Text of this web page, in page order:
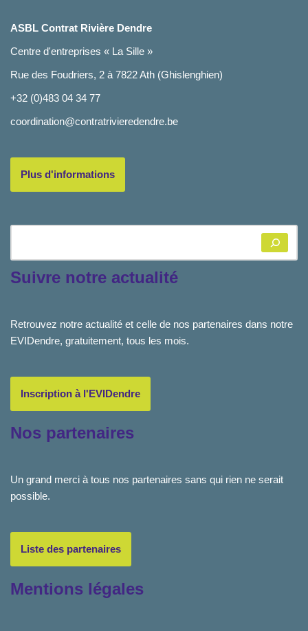
ASBL Contrat Rivière Dendre
Centre d'entreprises « La Sille »
Rue des Foudriers, 2 à 7822 Ath (Ghislenghien)
+32 (0)483 04 34 77
coordination@contratrivieredendre.be
Plus d'informations
Suivre notre actualité
Retrouvez notre actualité et celle de nos partenaires dans notre
EVIDendre, gratuitement, tous les mois.
Inscription à l'EVIDendre
Nos partenaires
Un grand merci à tous nos partenaires sans qui rien ne serait
possible.
Liste des partenaires
Mentions légales